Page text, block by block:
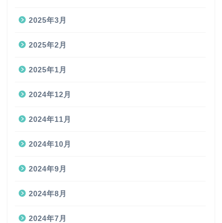
2025年3月
2025年2月
2025年1月
2024年12月
2024年11月
2024年10月
2024年9月
2024年8月
2024年7月